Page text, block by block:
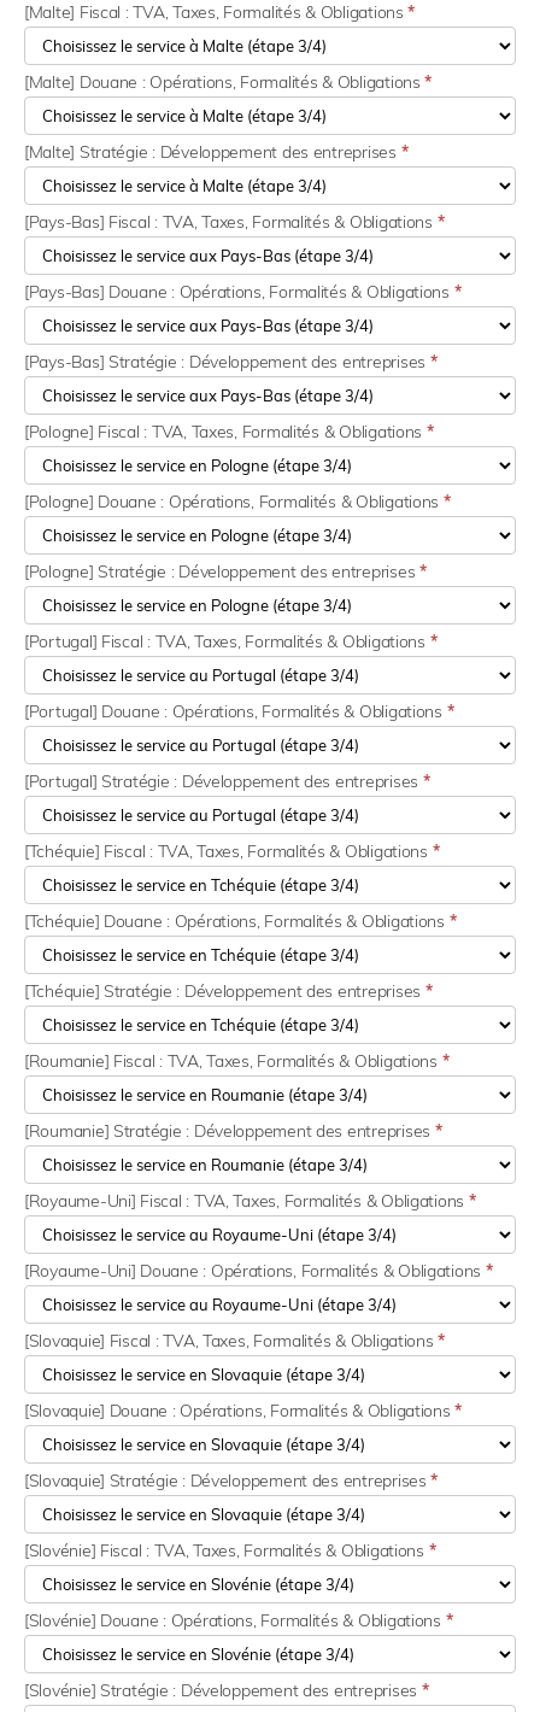
[Malte] Fiscal : TVA, Taxes, Formalités & Obligations*
[Malte] Douane : Opérations, Formalités & Obligations*
[Malte] Stratégie : Développement des entreprises *
[Pays-Bas] Fiscal : TVA, Taxes, Formalités & Obligations *
[Pays-Bas] Douane : Opérations, Formalités & Obligations *
[Pays-Bas] Stratégie : Développement des entreprises *
[Pologne] Fiscal : TVA, Taxes, Formalités & Obligations *
[Pologne] Douane : Opérations, Formalités & Obligations *
[Pologne] Stratégie : Développement des entreprises *
[Portugal] Fiscal : TVA, Taxes, Formalités & Obligations *
[Portugal] Douane : Opérations, Formalités & Obligations *
[Portugal] Stratégie : Développement des entreprises *
[Tchéquie] Fiscal : TVA, Taxes, Formalités & Obligations *
[Tchéquie] Douane : Opérations, Formalités & Obligations *
[Tchéquie] Stratégie : Développement des entreprises *
[Roumanie] Fiscal : TVA, Taxes, Formalités & Obligations *
[Roumanie] Stratégie : Développement des entreprises *
[Royaume-Uni] Fiscal : TVA, Taxes, Formalités & Obligations *
[Royaume-Uni] Douane : Opérations, Formalités & Obligations *
[Slovaquie] Fiscal : TVA, Taxes, Formalités & Obligations*
[Slovaquie] Douane : Opérations, Formalités & Obligations*
[Slovaquie] Stratégie : Développement des entreprises*
[Slovénie] Fiscal : TVA, Taxes, Formalités & Obligations *
[Slovénie] Douane : Opérations, Formalités & Obligations *
[Slovénie] Stratégie : Développement des entreprises *